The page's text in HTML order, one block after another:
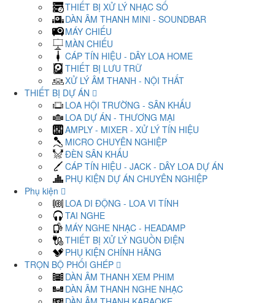
THIẾT BỊ XỬ LÝ NHẠC SỐ
DÀN ÂM THANH MINI - SOUNDBAR
MÁY CHIẾU
MÀN CHIẾU
CÁP TÍN HIỆU - DÂY LOA HOME
THIẾT BỊ LƯU TRỮ
XỬ LÝ ÂM THANH - NỘI THẤT
THIẾT BỊ DỰ ÁN
LOA HỘI TRƯỜNG - SÂN KHẤU
LOA DỰ ÁN - THƯƠNG MẠI
AMPLY - MIXER - XỬ LÝ TÍN HIỆU
MICRO CHUYÊN NGHIỆP
ĐÈN SÂN KHẤU
CÁP TÍN HIỆU - JACK - DÂY LOA DỰ ÁN
PHỤ KIỆN DỰ ÁN CHUYÊN NGHIỆP
Phụ kiện
LOA DI ĐỘNG - LOA VI TÍNH
TAI NGHE
MÁY NGHE NHẠC - HEADAMP
THIẾT BỊ XỬ LÝ NGUỒN ĐIỆN
PHỤ KIỆN CHÍNH HÃNG
TRỌN BỘ PHỐI GHÉP
DÀN ÂM THANH XEM PHIM
DÀN ÂM THANH NGHE NHẠC